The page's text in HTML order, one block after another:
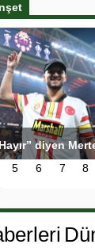
Kuraş’ta
5 6 7 8